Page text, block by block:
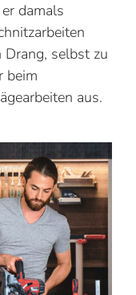
damals
Drang, selbst zu
beim
aus.